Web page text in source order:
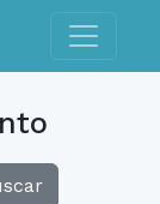
Toggle